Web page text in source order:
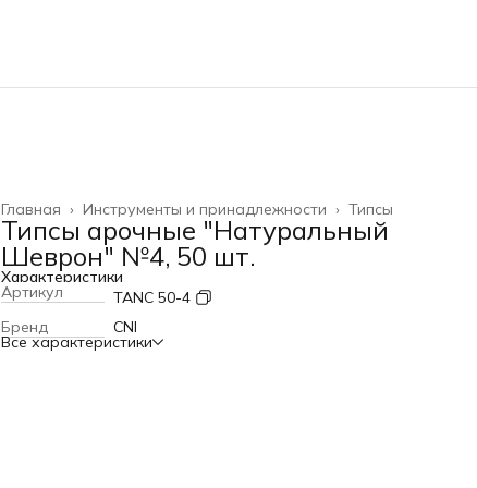
Типсы
Инструменты и принадлежности ›
Главная ›
Типсы арочные "Натуральный
Шеврон" №4, 50 шт.
Характеристики
Артикул
TANC 50-4
Бренд
CNI
Все характеристики